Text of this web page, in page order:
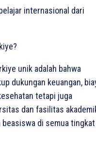
internasional dari
unik adalah bahwa
dukungan keuangan,
tetapi juga
dan fasilitas
di semua tingkat